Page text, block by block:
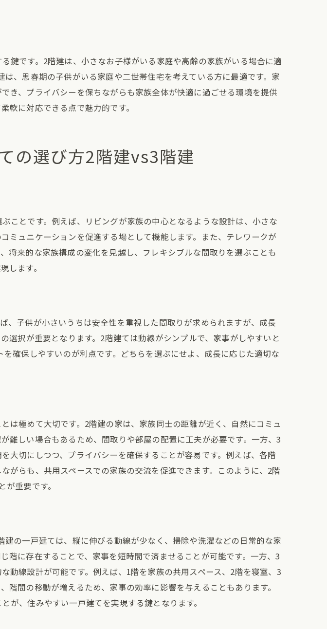
鍵です。2階建は、小さなお子様がいる家庭や高齢の家族がいる場合に適
、思春期の子供がいる家庭や二世帯住宅を考えている方に最適です。家
き、プライバシーを保ちながらも家族全体が快適に過ごせる環境を提供
軟に対応できる点で魅力的です。
の選び方2階建vs3階建
ことです。例えば、リビングが家族の中心となるような設計は、小さな
ミュニケーションを促進する場として機能します。また、テレワークが
将来的な家族構成の変化を見越し、フレキシブルな間取りを選ぶことも
します。
、子供が小さいうちは安全性を重視した間取りが求められますが、成長
選択が重要となります。2階建ては動線がシンプルで、家事がしやすいと
確保しやすいのが利点です。どちらを選ぶにせよ、成長に応じた適切な
は極めて大切です。2階建の家は、家族同士の距離が近く、自然にコミュ
難しい場合もあるため、間取りや部屋の配置に工夫が必要です。一方、3
大切にしつつ、プライバシーを確保することが容易です。例えば、各階
がらも、共用スペースでの家族の交流を促進できます。このように、2階
重要です。
の一戸建ては、縦に伸びる動線が少なく、掃除や洗濯などの日常的な家
階に存在することで、家事を短時間で済ませることが可能です。一方、3
動線設計が可能です。例えば、1階を家族の共用スペース、2階を寝室、3
間の移動が増えるため、家事の効率に影響を与えることもあります。
が、住みやすい一戸建てを実現する鍵となります。